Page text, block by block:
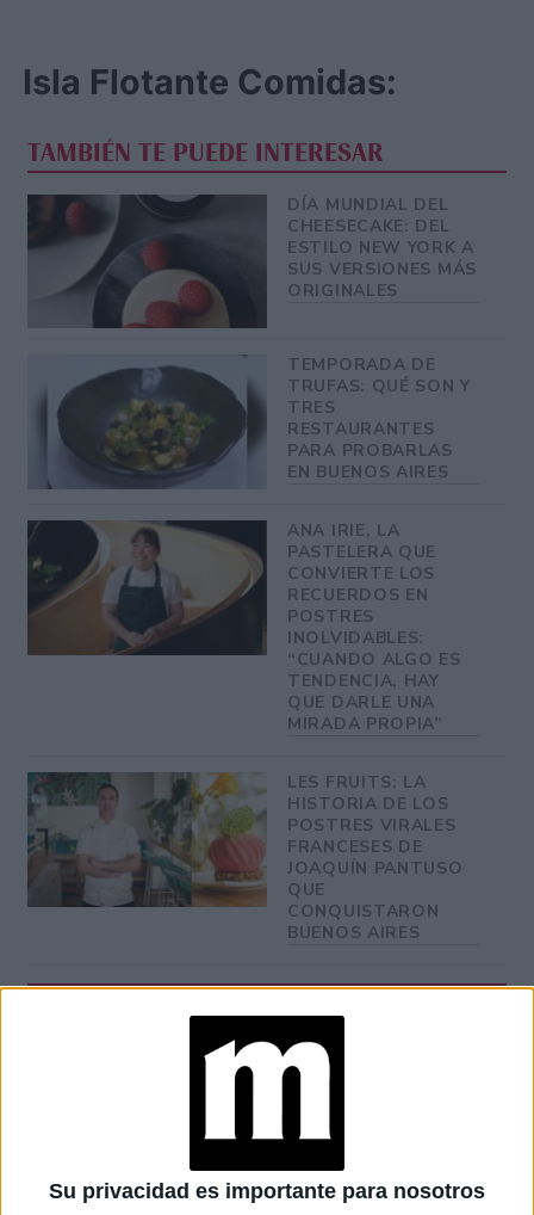
Su privacidad es importante para nosotros
Isla Flotante Comidas:
TAMBIÉN TE PUEDE INTERESAR
DÍA MUNDIAL DEL
CHEESECAKE: DEL
ESTILO NEW YORK A
SUS VERSIONES MÁS
ORIGINALES
TEMPORADA DE
TRUFAS: QUÉ SON Y
TRES
RESTAURANTES
PARA PROBARLAS
EN BUENOS AIRES
ANA IRIE, LA
PASTELERA QUE
CONVIERTE LOS
RECUERDOS EN
POSTRES
INOLVIDABLES:
“CUANDO ALGO ES
TENDENCIA, HAY
QUE DARLE UNA
MIRADA PROPIA”
LES FRUITS: LA
HISTORIA DE LOS
POSTRES VIRALES
FRANCESES DE
JOAQUÍN PANTUSO
QUE
CONQUISTARON
BUENOS AIRES
Locro Vegan de maíz partido, legumbres, zapallo plomo y
hongos con salsita picante.
Bebida: Porrón de cerveza o vaso de vino o sifón de soda